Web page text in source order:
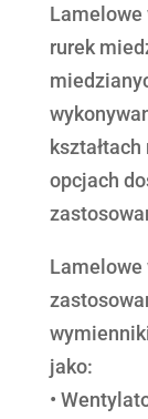
Lamelowe
rurek
opcjach
Lamelowe
jako:
•